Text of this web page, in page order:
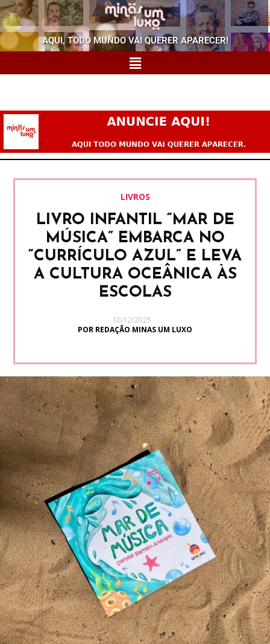
AQUI, TODO MUNDO VAI QUERER APARECER!
LIVROS
LIVRO INFANTIL “MAR DE
MÚSICA” EMBARCA NO
“CURRÍCULO AZUL” E LEVA
A CULTURA OCEÂNICA ÀS
ESCOLAS
10/12/2025
POR REDAÇÃO MINAS UM LUXO